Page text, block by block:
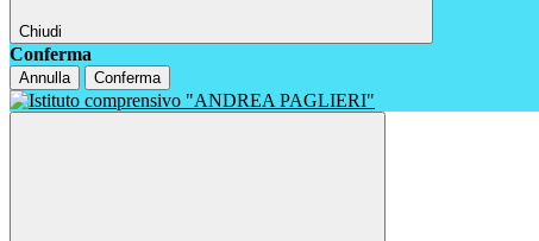
Chiudi
Conferma
Annulla Conferma